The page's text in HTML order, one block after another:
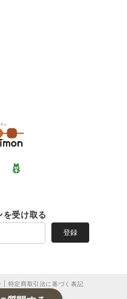
を受け取る
登録
特定商取引法に基づく表記